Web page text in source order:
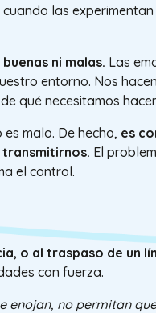
las
ni malas. Las
entorno. Nos
qué necesitamos
malo. De hecho, es
transmitirnos. El
el control.
o al traspaso de un
con fuerza.
enojan, no permitan